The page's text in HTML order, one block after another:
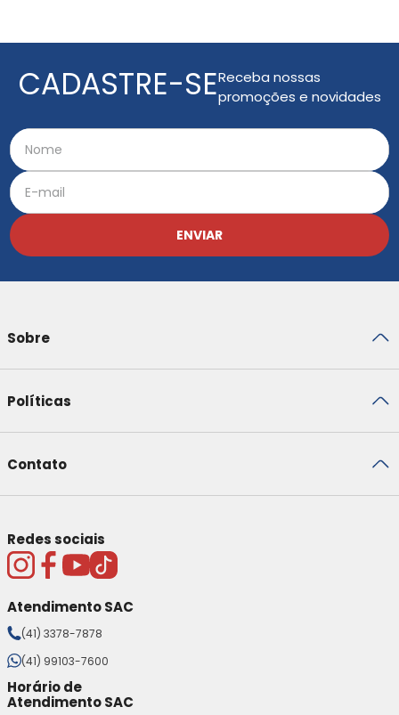
CADASTRE-SEReceba nossas
promoções e novidades
ENVIAR
Sobre
Políticas
Contato
Redes sociais
Atendimento SAC
(41) 3378-7878
(41) 99103-7600
Horário de
Atendimento SAC